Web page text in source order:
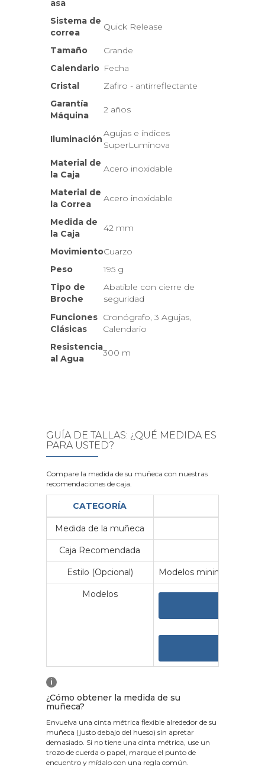
asa
Sistema de
correa
Quick Release
Tamaño
Grande
Calendario Fecha
Cristal
Zafiro - antirreflectante
Garantía
Máquina
2 años
Iluminación
Agujas e índices
SuperLuminova
Material de
la Caja
Acero inoxidable
Material de
la Correa
Acero inoxidable
Medida de
la Caja
42 mm
MovimientoCuarzo
Peso
195 g
Tipo de
Broche
Abatible con cierre de
seguridad
Funciones
Clásicas
Cronógrafo, 3 Agujas,
Calendario
Resistencia
al Agua
300 m
GUÍA DE TALLAS: ¿QUÉ MEDIDA ES
PARA USTED?
Compare la medida de su muñeca con nuestras
recomendaciones de caja.
CATEGORÍA
Medida de la muñeca
Caja Recomendada
Estilo (Opcional) Modelos minimalistas y
Modelos
i
¿Cómo obtener la medida de su
muñeca?
Envuelva una cinta métrica flexible alrededor de su
muñeca (justo debajo del hueso) sin apretar
demasiado. Si no tiene una cinta métrica, use un
trozo de cuerda o papel, marque el punto de
encuentro y mídalo con una regla común.